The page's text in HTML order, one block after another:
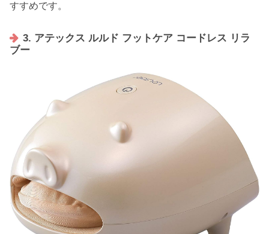
すすめです。
3. アテックス ルルド フットケア コードレス リラ
ブー